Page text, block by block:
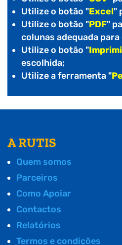
Utilize o botão "Excel"
Utilize o botão "PDF"
colunas adequada
Utilize o botão "
escolhida;
Utilize a ferramenta "
A RUTIS
Quem somos
Parceiros
Como Apoiar
Contactos
Relatórios
Termos e condições